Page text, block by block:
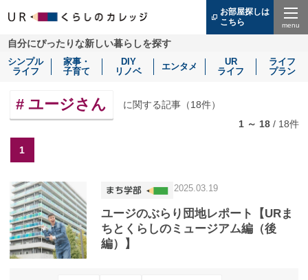
お部屋探しは
こちら
（別
ウ
ド
ウ
す）
自分にぴったりな新しい暮らしを探す
シンプル
ライフ
家事・
子育て
DIY
リノベ
エンタメ
UR
ライフ
ライフ
プラン
ユージさん に関する記事（18件）
1 ～ 18/ 18件
1
ユージのぶらり団地レポート【URま
ちとくらしのミュージアム編（後
編）】
2025.03.19